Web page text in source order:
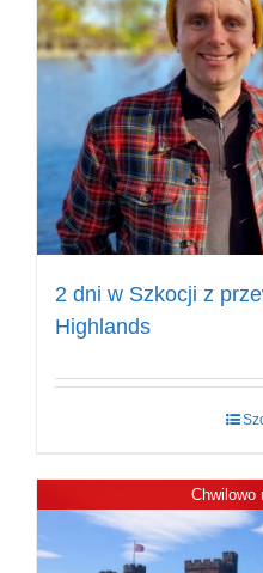
2 dni w Szkocji z
Highlands
Chwilowo